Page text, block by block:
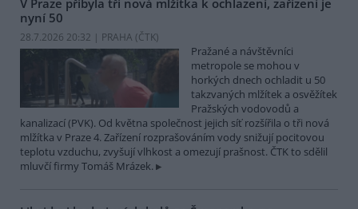
V Praze přibyla tři nová mlžítka k ochlazení, zařízení je
nyní 50
28.7.2026 20:32 | PRAHA (ČTK)
Pražané a návštěvníci
metropole se mohou v
horkých dnech ochladit u 50
takzvaných mlžítek a osvěžítek
Pražských vodovodů a
kanalizací (PVK). Od května společnost jejich síť rozšířila o tři nová
mlžítka v Praze 4. Zařízení rozprašováním vody snižují pocitovou
teplotu vzduchu, zvyšují vlhkost a omezují prašnost. ČTK to sdělil
mluvčí firmy Tomáš Mrázek.